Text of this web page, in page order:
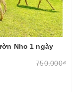
3.850.000₫